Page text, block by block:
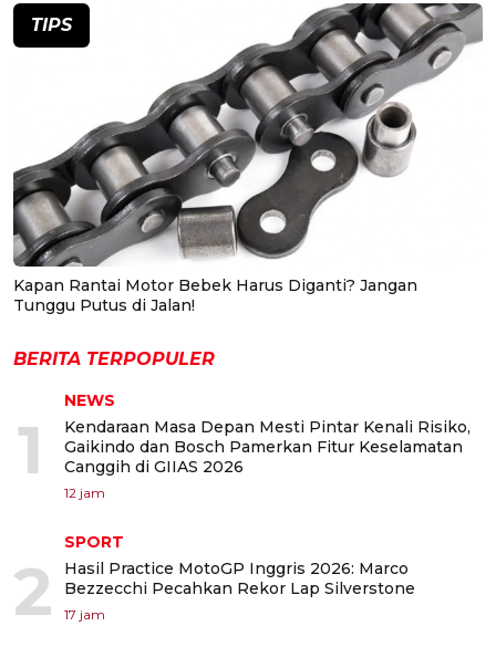
TIPS
Kapan Rantai Motor Bebek Harus Diganti? Jangan
Tunggu Putus di Jalan!
BERITA TERPOPULER
1
NEWS
Kendaraan Masa Depan Mesti Pintar Kenali Risiko,
Gaikindo dan Bosch Pamerkan Fitur Keselamatan
Canggih di GIIAS 2026
12 jam
2
SPORT
Hasil Practice MotoGP Inggris 2026: Marco
Bezzecchi Pecahkan Rekor Lap Silverstone
17 jam